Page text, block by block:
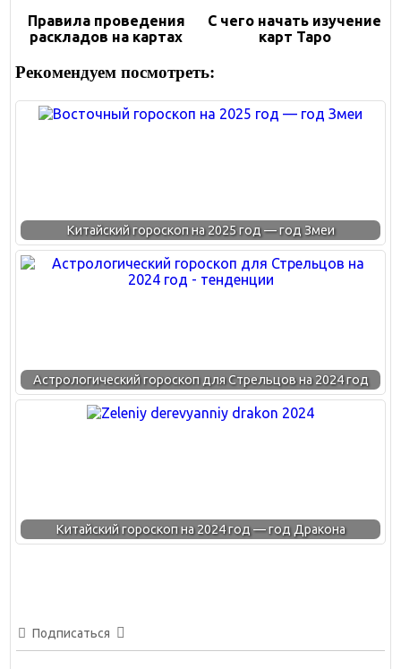
Правила проведения
раскладов на картах
С чего начать изучение
карт Таро
Рекомендуем посмотреть:
Китайский гороскоп на 2025 год — год Змеи
Астрологический гороскоп для Стрельцов на 2024 год
Китайский гороскоп на 2024 год — год Дракона
Подписаться